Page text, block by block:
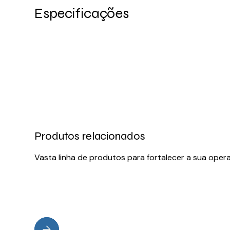
Especificações
Produtos relacionados
Vasta linha de produtos para fortalecer a sua